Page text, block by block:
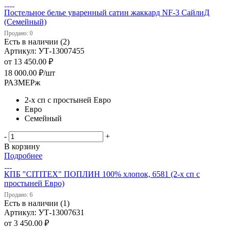
Постельное белье уваренный сатин жаккард NF-3 СайлиД
(Семейный)
Продано: 0
Есть в наличии (2)
Артикул: УТ-13007455
от 13 450.00 ₽
18 000.00 ₽/шт
РАЗМЕРж
2-х сп с простыней Евро
Евро
Семейный
-
+
В корзину
Подробнее
КПБ "CITITEX" ПОПЛИН 100% хлопок, 6581 (2-х сп с
простыней Евро)
Продано: 6
Есть в наличии (1)
Артикул: УТ-13007631
от 3 450.00 ₽